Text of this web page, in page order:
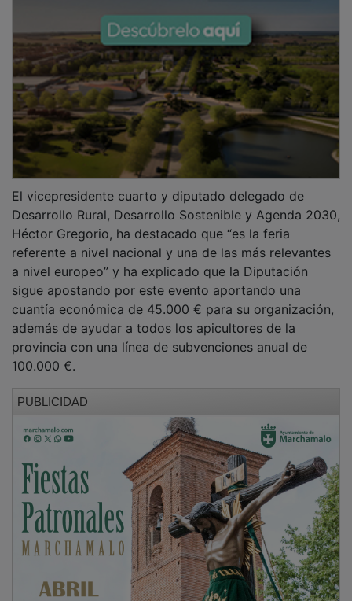
PUBLICIDAD
La XLIV Feria Apícola Internacional de Pastrana vuelve
a apostar, tal como ha destacado el alcalde
pastranero, Carlos Largo, por “la idea de hacer un
recinto ferial que abarque varios puntos de la villa
ducal” con actividades distribuidas entre el Convento
de San Francisco, la Ermita de Santa Ana, la Plaza de
la Hora y el Palacio Ducal.
En representación del Gobierno regional, el delegado
provincial de la Consejería de Agricultura, Ganadería y
Desarrollo Rural, Santos López Tabernero, ha
resaltado la importancia y el peso que tiene el sector
apícola en la provincia de Guadalajara tal y como
reflejan los datos: 1.026 explotaciones apícolas,
40.867 colmenas de unas 200.000 que hay en el
conjunto de la región, 23.134 colmenas en
explotaciones de apicultores profesionales. El apoyo
las ayudas concedidas durante el último año, que
ascendieron a 310.267 €.
PUBLICIDAD
Por su parte, Ángel Marco, presidente de la Asociación
de Apicultores de Guadalajara, ha detallado las
principales actividades, ponencias y conferencias
dirigidas a profesionales de la apicultura, pero ha
indicado también que dentro de la dinamización de la
Feria de los últimos años “hemos detectado que el